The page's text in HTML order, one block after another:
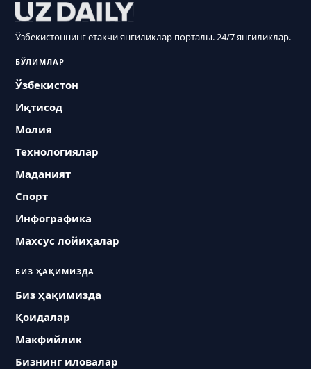
Ўзбекистоннинг етакчи янгиликлар порталы. 24/7 янгиликлар.
БЎЛИМЛАР
Ўзбекистон
Иқтисод
Молия
Технологиялар
Маданият
Спорт
Инфографика
Махсус лойиҳалар
БИЗ ҲАҚИМИЗДА
Биз ҳақимизда
Қоидалар
Макфийлик
Бизнинг иловалар